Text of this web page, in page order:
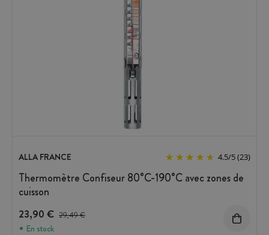
ALLA FRANCE 4.5/5(23)
Thermomètre Confiseur 80°C-190°C avec zones de
cuisson
23,90 € Prix avant réduction :
29,49 €
En stock